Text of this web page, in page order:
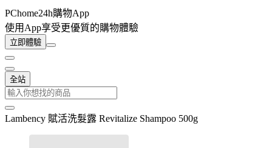
PChome24h購物App
使用App享受更優質的購物體驗
立即體驗
全站
Lambency 賦活洗髮露 Revitalize Shampoo 500g